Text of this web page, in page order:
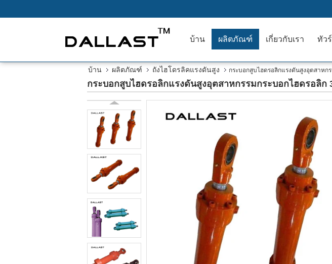
บ้าน ผลิตภัณฑ์ เกี่ยวกับเรา ทัว
บ้าน ผลิตภัณฑ์ ถังไฮโดรลิคแรงดันสูง กระบอกสูบไฮดรอลิกแรงดันสูงอุตสาหก
กระบอกสูบไฮดรอลิกแรงดันสูงอุตสาหกรรมกระบอกไฮดรอลิก